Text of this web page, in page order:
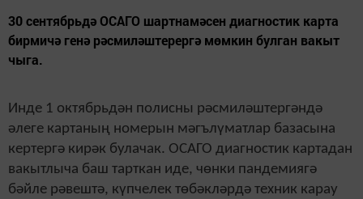
30 сентябрьдә ОСАГО шартнамәсен диагностик карта
бирмичә генә рәсмиләштерергә мөмкин булган вакыт
чыга.
Инде 1 октябрьдән полисны рәсмиләштергәндә
әлеге картаның номерын мәгълүматлар базасына
кертергә кирәк булачак. ОСАГО диагностик картадан
вакытлыча баш тарткан иде, чөнки пандемиягә
бәйле рәвештә, күпчелек төбәкләрдә техник карау